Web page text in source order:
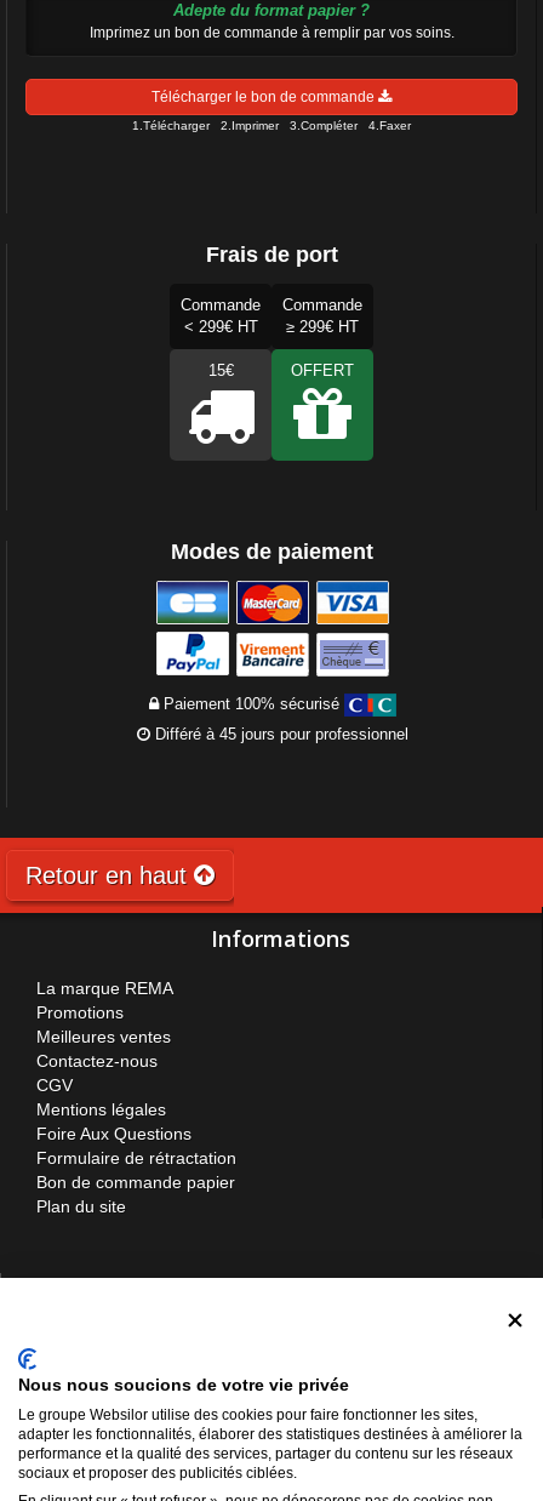
Adepte du format papier ?
Imprimez un bon de commande à remplir par vos soins.
Télécharger le bon de commande
1.Télécharger 2.Imprimer 3.Compléter 4.Faxer
Frais de port
Commande
< 299€ HT
Commande
≥ 299€ HT
15€ OFFERT
Modes de paiement
Paiement 100% sécurisé
Différé à 45 jours pour professionnel
Retour en haut
Informations
La marque REMA
Promotions
Meilleures ventes
Contactez-nous
CGV
Mentions légales
Foire Aux Questions
Formulaire de rétractation
Bon de commande papier
Plan du site
Contactez-nous
12 rue d'Ukraine
57310 Bertrange
03 72 52 01 76
Nous nous soucions de votre vie privée
Le groupe Websilor utilise des cookies pour faire fonctionner les sites,
adapter les fonctionnalités, élaborer des statistiques destinées à améliorer la
performance et la qualité des services, partager du contenu sur les réseaux
sociaux et proposer des publicités ciblées.